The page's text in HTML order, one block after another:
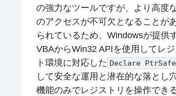
の強力なツールですが、より高度
のアクセスが不可欠となることが
られているため、Windowsが提供
VBAからWin32 APIを使用してレ
ト環境に対応した Declare PtrSafe
して安全な運用と潜在的な落とし
機能のみでレジストリを操作でき